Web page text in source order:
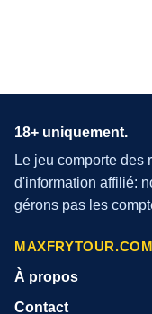
18+ uniquement.
Le jeu comporte des
d'information affilié:
gérons pas les
MAXFRYTOUR.COM
À propos
Contact